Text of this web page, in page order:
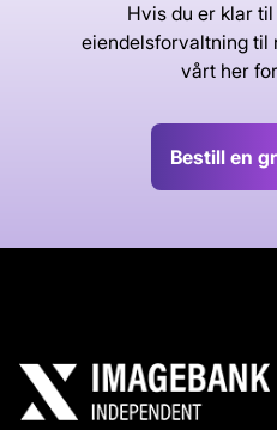
Hvis du er klar
eiendelsforvaltning til
vårt her
Bestill en